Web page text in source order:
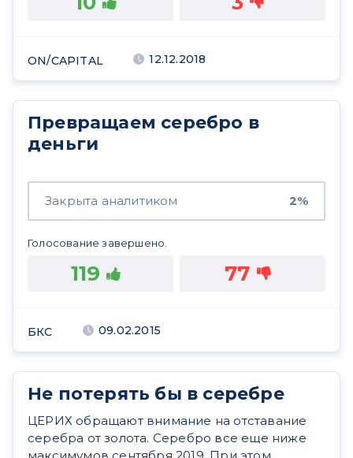
ON/CAPITAL 12.12.2018
Превращаем серебро в
деньги
Закрыта аналитиком 2%
Голосование завершено.
119 77
БКС 09.02.2015
Не потерять бы в серебре
ЦЕРИХ обращают внимание на отставание
серебра от золота. Серебро все еще ниже